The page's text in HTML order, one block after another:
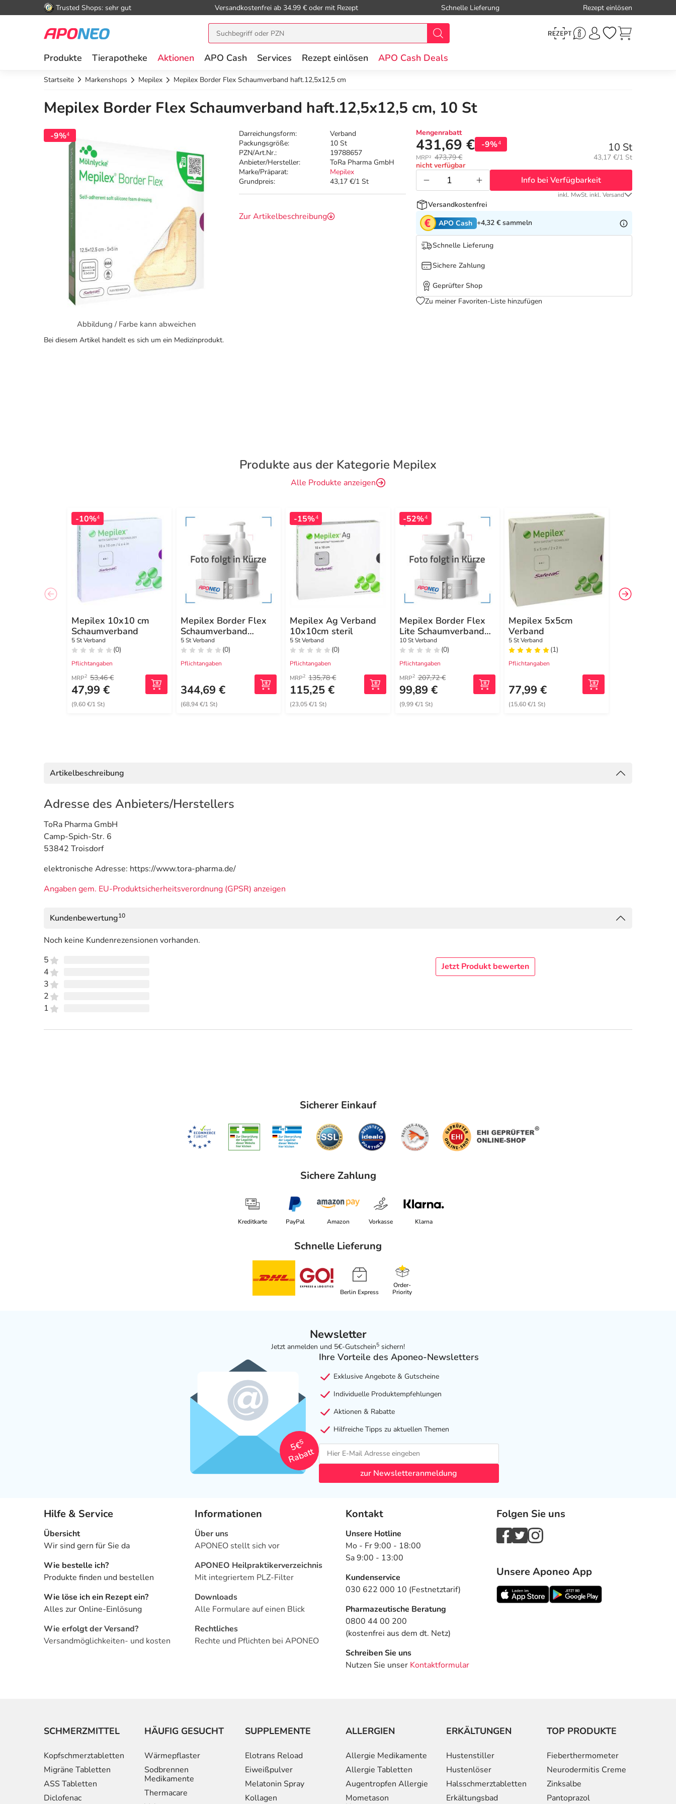
Trusted Shops: sehr gut Versandkostenfrei ab 34.99 € oder mit Rezept Schnelle Lieferung Rezept einlösen
Produkte Tierapotheke Aktionen APO Cash Services Rezept einlösen APO Cash Deals
Startseite Markenshops Mepilex Mepilex Border Flex Schaumverband haft.12,5x12,5 cm
Mepilex Border Flex Schaumverband haft.12,5x12,5 cm, 10 St
-9%4
Abbildung / Farbe kann abweichen
Darreichungsform:
Verband
Packungsgröße:
10 St
PZN/Art.Nr.:
19788657
Anbieter/Hersteller:
ToRa Pharma GmbH
Marke/Präparat:
Mepilex
Grundpreis:
43,17 €/1 St
Zur Artikelbeschreibung
Mengenrabatt
431,69 € -9%4
MRP² 473,79 €
10 St
Grundpreis:
43,17 €/1 St
nicht verfügbar
Info bei Verfügbarkeit
inkl. MwSt. inkl. Versand
Versandkostenfrei
APO Cash +4,32 € sammeln
Schnelle Lieferung
Sichere Zahlung
Geprüfter Shop
Zu meiner Favoriten-Liste hinzufügen
Bei diesem Artikel handelt es sich um ein Medizinprodukt.
Produkte aus der Kategorie Mepilex
Alle Produkte anzeigen
-10%4
Mepilex 10x10 cm
Schaumverband
5 St Verband
(0)
Pflichtangaben
MRP2 53,46 €
47,99 €
(9,60 €/1 St)
Mepilex Border Flex
Schaumverband
haft.15x19 cm oval
5 St Verband
(0)
Pflichtangaben
344,69 €
(68,94 €/1 St)
-15%4
Mepilex Ag Verband
10x10cm steril
5 St Verband
(0)
Pflichtangaben
MRP2 135,78 €
115,25 €
(23,05 €/1 St)
-52%4
Mepilex Border Flex
Lite Schaumverband
10x10 cm
10 St Verband
(0)
Pflichtangaben
MRP2 207,72 €
99,89 €
(9,99 €/1 St)
Mepilex 5x5cm
Verband
5 St Verband
(1)
Pflichtangaben
77,99 €
(15,60 €/1 St)
Artikelbeschreibung
Adresse des Anbieters/Herstellers
ToRa Pharma GmbH
Camp-Spich-Str. 6
53842 Troisdorf
elektronische Adresse: https://www.tora-pharma.de/
Angaben gem. EU-Produktsicherheitsverordnung (GPSR) anzeigen
Kundenbewertung10
Noch keine Kundenrezensionen vorhanden.
5
4
3
2
1
Jetzt Produkt bewerten
Sicherer Einkauf
Sichere Zahlung
Kreditkarte PayPal Amazon Vorkasse Klarna
Schnelle Lieferung
Berlin Express
Order-
Priority
Newsletter
Jetzt anmelden und 5€-Gutschein5 sichern!
5€
5
Rabatt
Ihre Vorteile des Aponeo-Newsletters
Exklusive Angebote & Gutscheine
Individuelle Produktempfehlungen
Aktionen & Rabatte
Hilfreiche Tipps zu aktuellen Themen
zur Newsletteranmeldung
Hilfe & Service
Übersicht
Wir sind gern für Sie da
Wie bestelle ich?
Produkte finden und bestellen
Wie löse ich ein Rezept ein?
Alles zur Online-Einlösung
Wie erfolgt der Versand?
Versandmöglichkeiten- und kosten
Informationen
Über uns
APONEO stellt sich vor
APONEO Heilpraktikerverzeichnis
Mit integriertem PLZ-Filter
Downloads
Alle Formulare auf einen Blick
Rechtliches
Rechte und Pflichten bei APONEO
Kontakt
Unsere Hotline
Mo - Fr 9:00 - 18:00
Sa 9:00 - 13:00
Kundenservice
030 622 000 10 (Festnetztarif)
Pharmazeutische Beratung
0800 44 00 200
(kostenfrei aus dem dt. Netz)
Schreiben Sie uns
Nutzen Sie unser Kontaktformular
Folgen Sie uns
Unsere Aponeo App
SCHMERZMITTEL
Kopfschmerztabletten
Migräne Tabletten
ASS Tabletten
Diclofenac
HÄUFIG GESUCHT
Wärmepflaster
Sodbrennen
Medikamente
Thermacare
SUPPLEMENTE
Elotrans Reload
Eiweißpulver
Melatonin Spray
Kollagen
ALLERGIEN
Allergie Medikamente
Allergie Tabletten
Augentropfen Allergie
Mometason
ERKÄLTUNGEN
Hustenstiller
Hustenlöser
Halsschmerztabletten
Erkältungsbad
TOP PRODUKTE
Fieberthermometer
Neurodermitis Creme
Zinksalbe
Pantoprazol